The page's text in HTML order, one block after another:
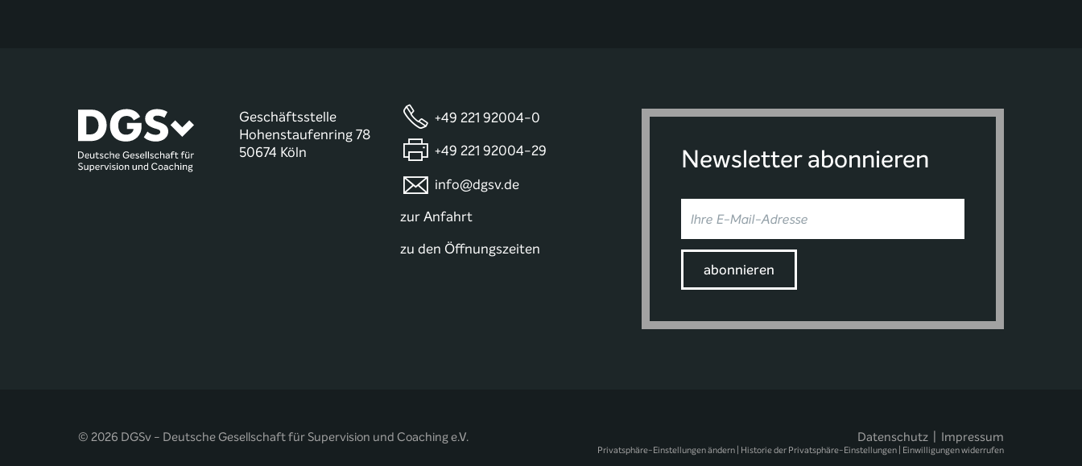
Geschäftsstelle
Hohenstaufenring 78
50674 Köln
+49 221 92004-0
+49 221 92004-29
info@dgsv.de
zur Anfahrt
zu den Öffnungszeiten
Newsletter abonnieren
© 2026 DGSv - Deutsche Gesellschaft für Supervision und Coaching e.V. Datenschutz Impressum
Privatsphäre-Einstellungen ändern Historie der Privatsphäre-Einstellungen Einwilligungen widerrufen